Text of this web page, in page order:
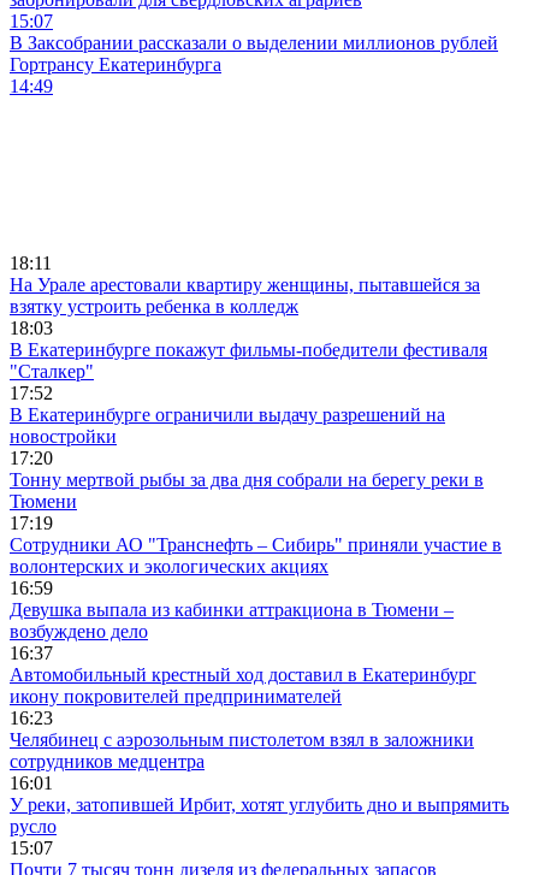
15:07
В Заксобрании рассказали о выделении миллионов рублей
Гортрансу Екатеринбурга
14:49
18:11
На Урале арестовали квартиру женщины, пытавшейся за
взятку устроить ребенка в колледж
18:03
В Екатеринбурге покажут фильмы-победители фестиваля
"Сталкер"
17:52
В Екатеринбурге ограничили выдачу разрешений на
новостройки
17:20
Тонну мертвой рыбы за два дня собрали на берегу реки в
Тюмени
17:19
Сотрудники АО "Транснефть – Сибирь" приняли участие в
волонтерских и экологических акциях
16:59
Девушка выпала из кабинки аттракциона в Тюмени –
возбуждено дело
16:37
Автомобильный крестный ход доставил в Екатеринбург
икону покровителей предпринимателей
16:23
Челябинец с аэрозольным пистолетом взял в заложники
сотрудников медцентра
16:01
У реки, затопившей Ирбит, хотят углубить дно и выпрямить
русло
15:07
Почти 7 тысяч тонн дизеля из федеральных запасов